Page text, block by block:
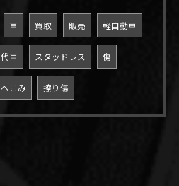
車 買取 販売 軽自動車
代車 スタッドレス 傷
へこみ 擦り傷